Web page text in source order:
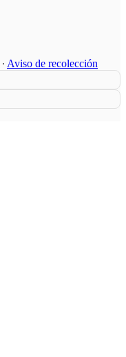
∙ Aviso de recolección